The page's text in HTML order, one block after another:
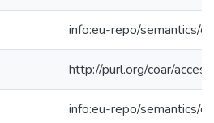
info:eu-repo/semantics/
http://purl.org/coar/
info:eu-repo/semantics/